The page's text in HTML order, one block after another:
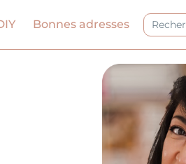
Bonnes adresses